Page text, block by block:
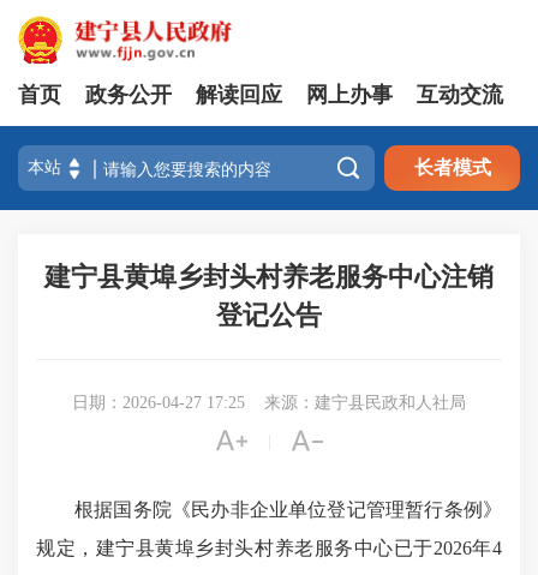
首页 政务公开 解读回应 网上办事 互动交流
 长者模式
建宁县黄埠乡封头村养老服务中心注销
登记公告
日期：2026-04-27 17:25 来源：建宁县民政和人社局
 
根据国务院《民办非企业单位登记管理暂行条例》
规定，建宁县黄埠乡封头村养老服务中心已于2026年4